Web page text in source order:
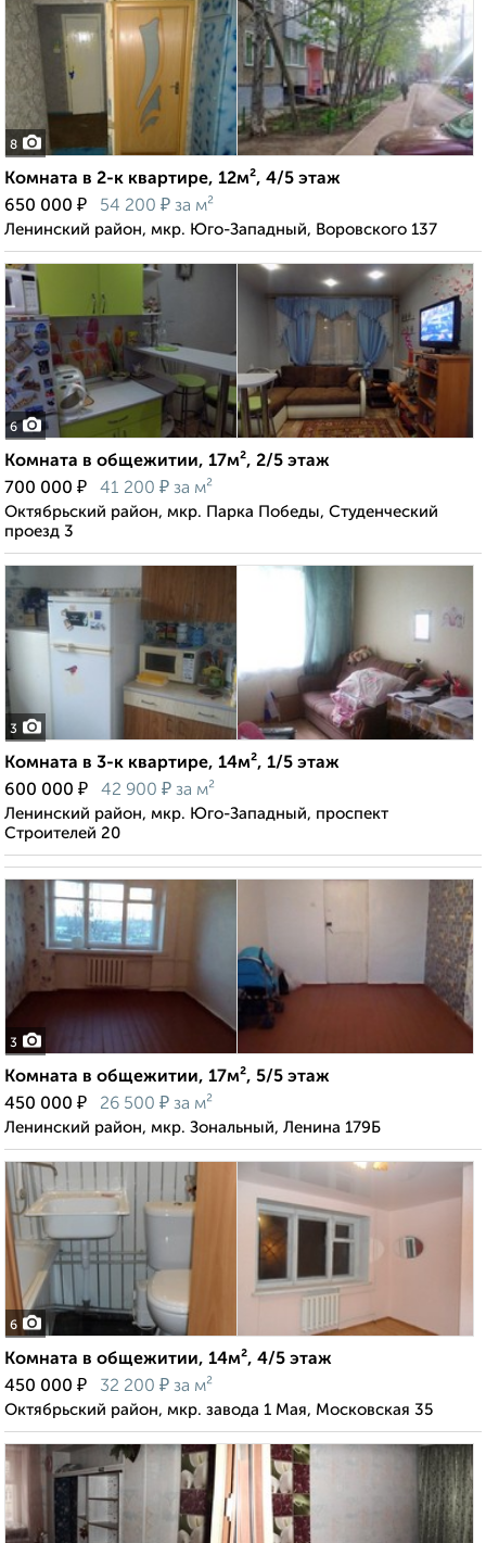
8
Комната в 2-к квартире, 12м², 4/5 этаж
650 000 ₽ 54 200 ₽ за м²
Ленинский район, мкр. Юго-Западный, Воровского 137
6
Комната в общежитии, 17м², 2/5 этаж
700 000 ₽ 41 200 ₽ за м²
Октябрьский район, мкр. Парка Победы, Студенческий
проезд 3
3
Комната в 3-к квартире, 14м², 1/5 этаж
600 000 ₽ 42 900 ₽ за м²
Ленинский район, мкр. Юго-Западный, проспект
Строителей 20
3
Комната в общежитии, 17м², 5/5 этаж
450 000 ₽ 26 500 ₽ за м²
Ленинский район, мкр. Зональный, Ленина 179Б
6
Комната в общежитии, 14м², 4/5 этаж
450 000 ₽ 32 200 ₽ за м²
Октябрьский район, мкр. завода 1 Мая, Московская 35